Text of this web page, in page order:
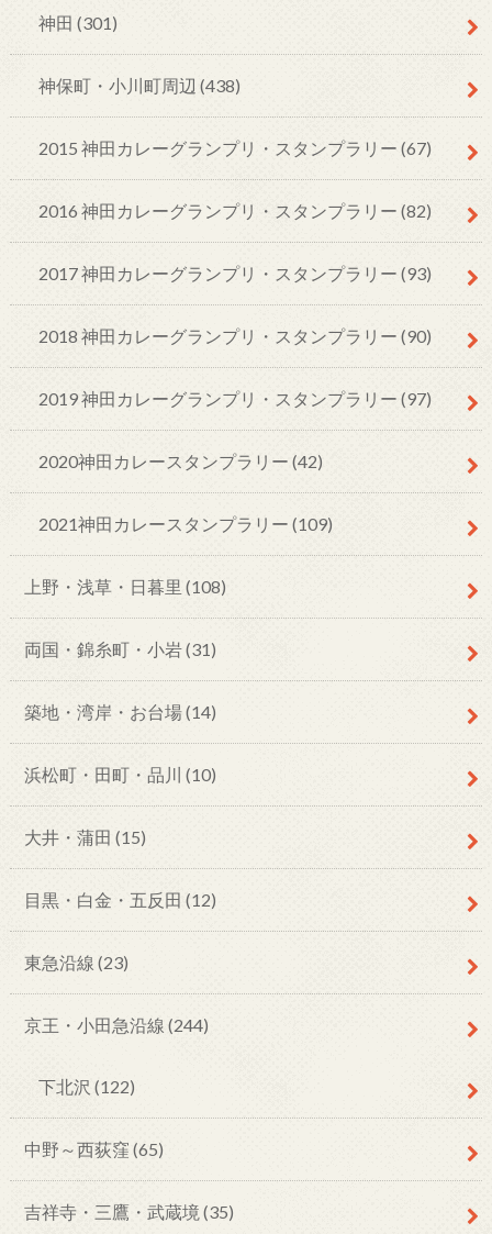
神田 (301)
神保町・小川町周辺 (438)
2015 神田カレーグランプリ・スタンプラリー (67)
2016 神田カレーグランプリ・スタンプラリー (82)
2017 神田カレーグランプリ・スタンプラリー (93)
2018 神田カレーグランプリ・スタンプラリー (90)
2019 神田カレーグランプリ・スタンプラリー (97)
2020神田カレースタンプラリー (42)
2021神田カレースタンプラリー (109)
上野・浅草・日暮里 (108)
両国・錦糸町・小岩(31)
築地・湾岸・お台場(14)
浜松町・田町・品川 (10)
大井・蒲田 (15)
目黒・白金・五反田 (12)
東急沿線 (23)
京王・小田急沿線 (244)
下北沢 (122)
中野～西荻窪 (65)
吉祥寺・三鷹・武蔵境 (35)